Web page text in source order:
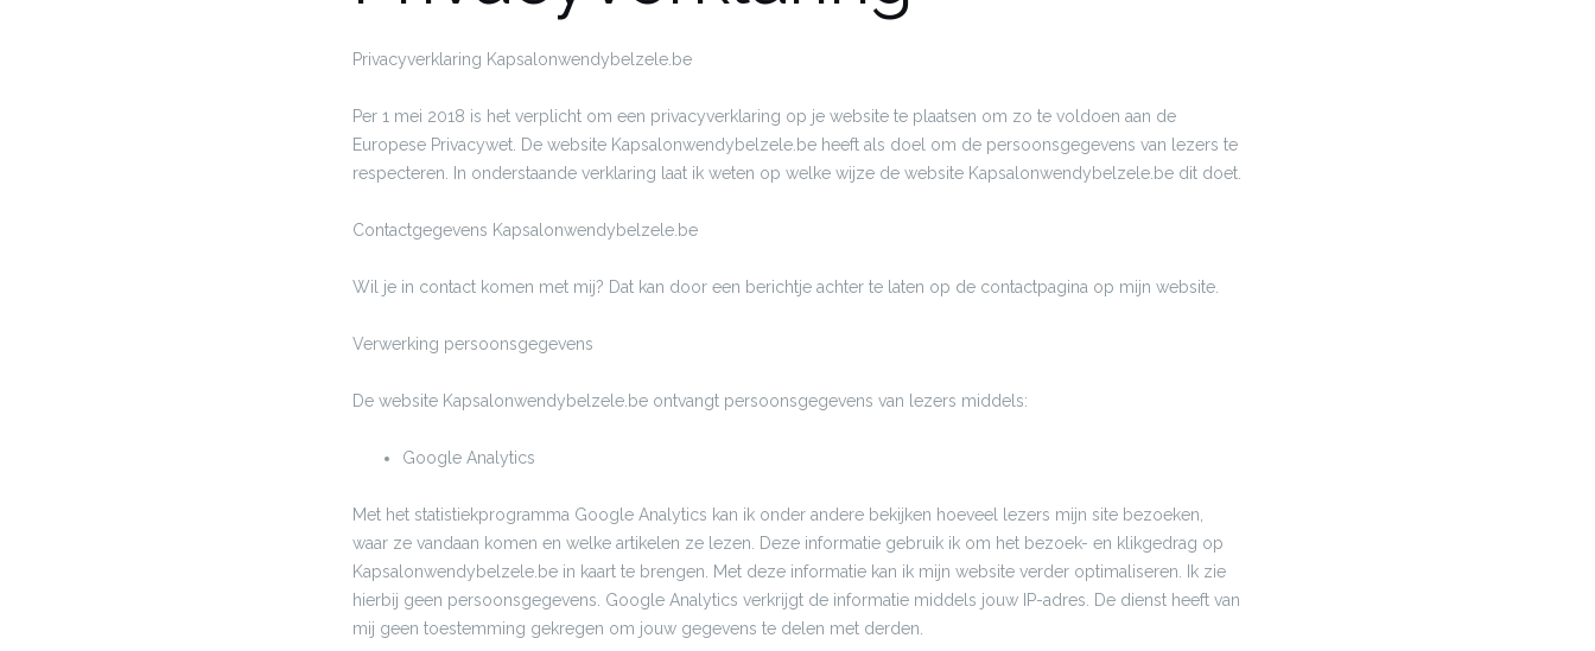
Privacyverklaring Kapsalonwendybelzele.be
Per 1 mei 2018 is het verplicht om een privacyverklaring op je website te plaatsen om zo te voldoen aan de
Europese Privacywet. De website Kapsalonwendybelzele.be heeft als doel om de persoonsgegevens van lezers te
respecteren. In onderstaande verklaring laat ik weten op welke wijze de website Kapsalonwendybelzele.be dit doet.
Contactgegevens Kapsalonwendybelzele.be
Wil je in contact komen met mij? Dat kan door een berichtje achter te laten op de contactpagina op mijn website.
Verwerking persoonsgegevens
De website Kapsalonwendybelzele.be ontvangt persoonsgegevens van lezers middels:
Google Analytics
Met het statistiekprogramma Google Analytics kan ik onder andere bekijken hoeveel lezers mijn site bezoeken,
waar ze vandaan komen en welke artikelen ze lezen. Deze informatie gebruik ik om het bezoek- en klikgedrag op
Kapsalonwendybelzele.be in kaart te brengen. Met deze informatie kan ik mijn website verder optimaliseren. Ik zie
hierbij geen persoonsgegevens. Google Analytics verkrijgt de informatie middels jouw IP-adres. De dienst heeft van
mij geen toestemming gekregen om jouw gegevens te delen met derden.